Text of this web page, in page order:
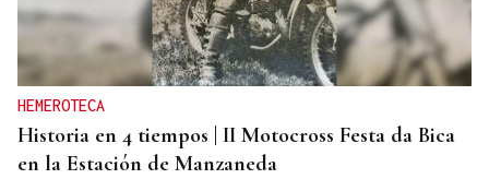
HEMEROTECA
Historia en 4 tiempos | II Motocross Festa da Bica
en la Estación de Manzaneda